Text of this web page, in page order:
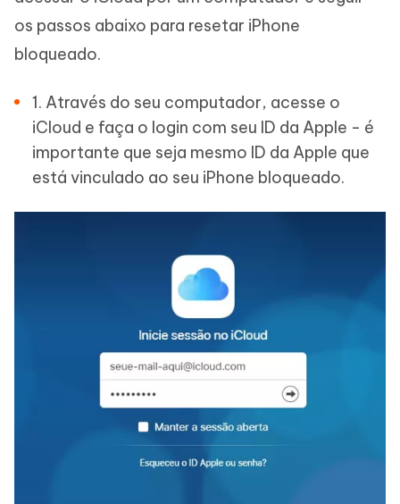
os passos abaixo para resetar iPhone
bloqueado.
1. Através do seu computador, acesse o
iCloud e faça o login com seu ID da Apple - é
importante que seja mesmo ID da Apple que
está vinculado ao seu iPhone bloqueado.